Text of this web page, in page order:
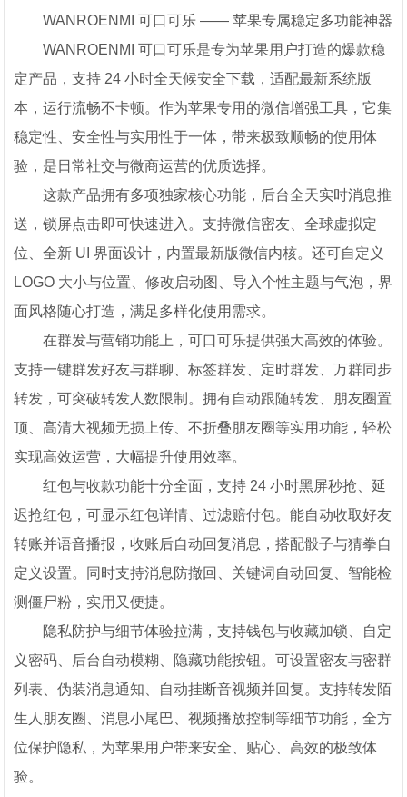
WANROENMI 可口可乐 —— 苹果专属稳定多功能神器
WANROENMI 可口可乐是专为苹果用户打造的爆款稳
定产品，支持 24 小时全天候安全下载，适配最新系统版
本，运行流畅不卡顿。作为苹果专用的微信增强工具，它集
稳定性、安全性与实用性于一体，带来极致顺畅的使用体
验，是日常社交与微商运营的优质选择。
这款产品拥有多项独家核心功能，后台全天实时消息推
送，锁屏点击即可快速进入。支持微信密友、全球虚拟定
位、全新 UI 界面设计，内置最新版微信内核。还可自定义
LOGO 大小与位置、修改启动图、导入个性主题与气泡，界
面风格随心打造，满足多样化使用需求。
在群发与营销功能上，可口可乐提供强大高效的体验。
支持一键群发好友与群聊、标签群发、定时群发、万群同步
转发，可突破转发人数限制。拥有自动跟随转发、朋友圈置
顶、高清大视频无损上传、不折叠朋友圈等实用功能，轻松
实现高效运营，大幅提升使用效率。
红包与收款功能十分全面，支持 24 小时黑屏秒抢、延
迟抢红包，可显示红包详情、过滤赔付包。能自动收取好友
转账并语音播报，收账后自动回复消息，搭配骰子与猜拳自
定义设置。同时支持消息防撤回、关键词自动回复、智能检
测僵尸粉，实用又便捷。
隐私防护与细节体验拉满，支持钱包与收藏加锁、自定
义密码、后台自动模糊、隐藏功能按钮。可设置密友与密群
列表、伪装消息通知、自动挂断音视频并回复。支持转发陌
生人朋友圈、消息小尾巴、视频播放控制等细节功能，全方
位保护隐私，为苹果用户带来安全、贴心、高效的极致体
验。